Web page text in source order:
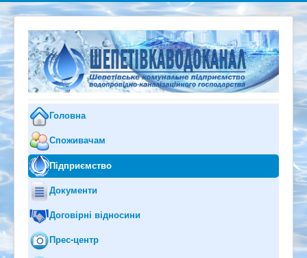
Головна
Споживачам
Підприємство
Документи
Договірні відносини
Прес-центр